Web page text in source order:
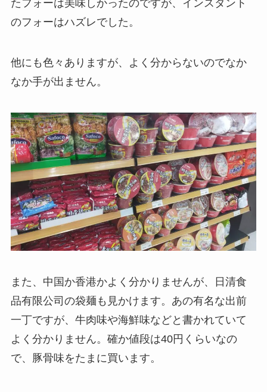
たフォーは美味しかったのですが、インスタント
のフォーはハズレでした。
他にも色々ありますが、よく分からないのでなか
なか手が出ません。
また、中国か香港かよく分かりませんが、日清食
品有限公司の袋麺も見かけます。あの有名な出前
一丁ですが、 牛肉味や海鮮味などと書かれていて
よく分かりません。確か値段は40円くらいなの
で、豚骨味をたまに買います。